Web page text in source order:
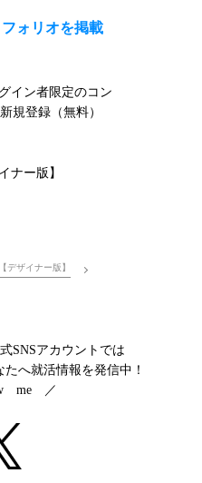
ォリオを掲載
イン者限定のコン
規登録（無料）
ナー版】
デザイナー版】
SNSアカウントでは
へ就活情報を発信中！
me ／